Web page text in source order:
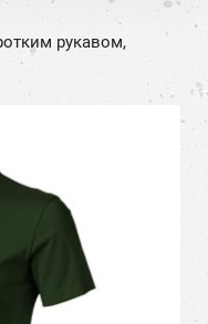
рукавом,